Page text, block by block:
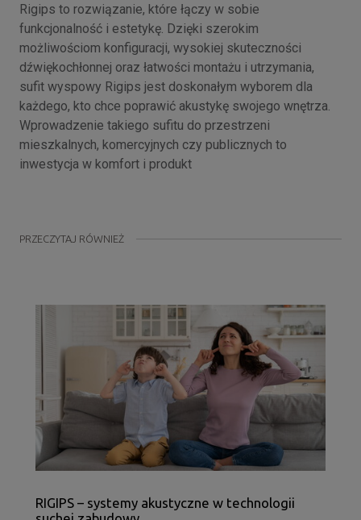
Rigips to rozwiązanie, które łączy w sobie
funkcjonalność i estetykę. Dzięki szerokim
możliwościom konfiguracji, wysokiej skuteczności
dźwiękochłonnej oraz łatwości montażu i utrzymania,
sufit wyspowy Rigips jest doskonałym wyborem dla
każdego, kto chce poprawić akustykę swojego wnętrza.
Wprowadzenie takiego sufitu do przestrzeni
mieszkalnych, komercyjnych czy publicznych to
inwestycja w komfort i produkt
PRZECZYTAJ RÓWNIEŻ
RIGIPS – systemy akustyczne w technologii